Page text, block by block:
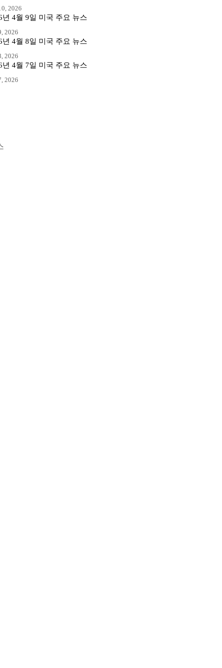
2026
년 4월 9일 미국 주요 뉴스
2026
년 4월 8일 미국 주요 뉴스
2026
년 4월 7일 미국 주요 뉴스
2026